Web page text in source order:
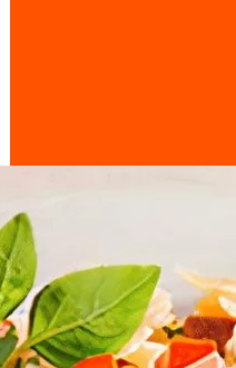
Doces, Bolos e Sobremesas
Pães e Massas
Bebidas